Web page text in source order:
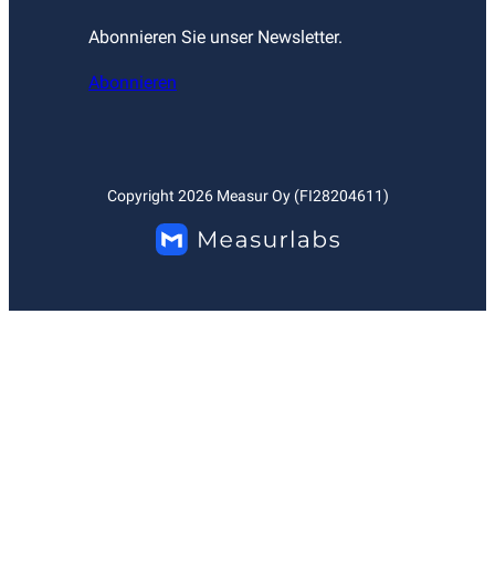
Abonnieren Sie unser Newsletter.
Abonnieren
Copyright 2026Measur Oy (FI28204611)